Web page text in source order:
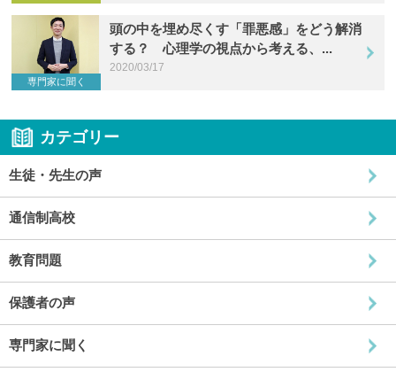
専門家に聞く
頭の中を埋め尽くす「罪悪感」をどう解消
する？ 心理学の視点から考える、...
2020/03/17
カテゴリー
生徒・先生の声
通信制高校
教育問題
保護者の声
専門家に聞く